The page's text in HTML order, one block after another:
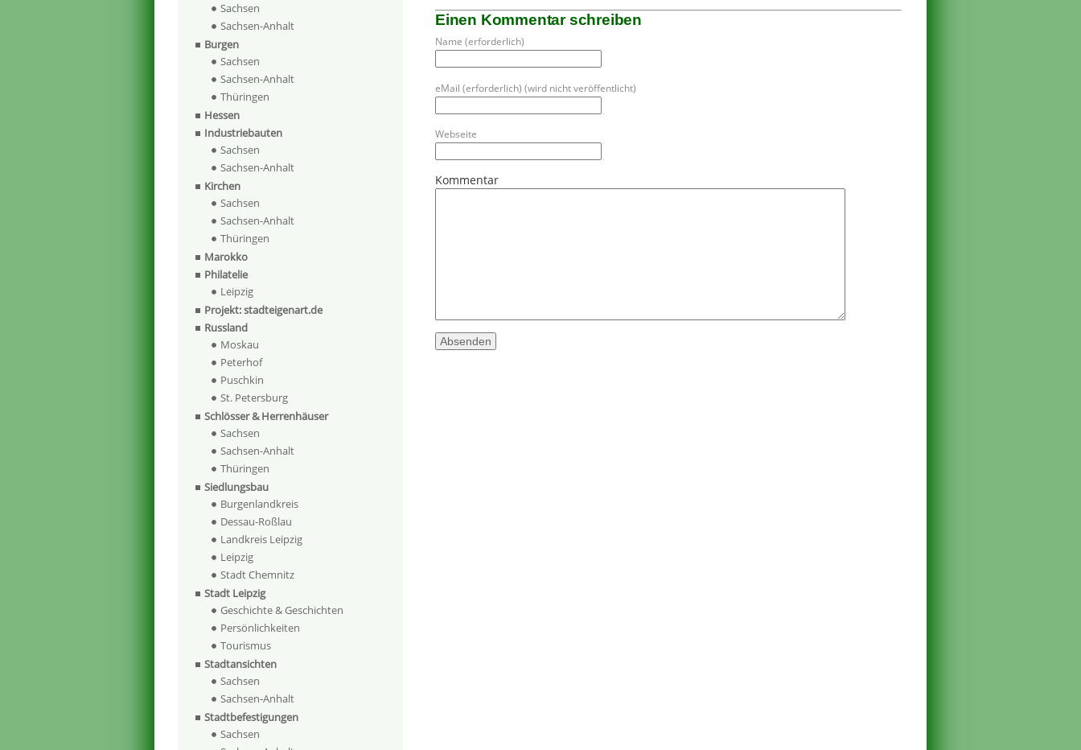
Einen Kommentar schreiben
Name (erforderlich)
eMail (erforderlich) (wird nicht veröffentlicht)
Webseite
Kommentar
Sachsen
Sachsen-Anhalt
Burgen
Sachsen
Sachsen-Anhalt
Thüringen
Hessen
Industriebauten
Sachsen
Sachsen-Anhalt
Kirchen
Sachsen
Sachsen-Anhalt
Thüringen
Marokko
Philatelie
Leipzig
Projekt: stadteigenart.de
Russland
Moskau
Peterhof
Puschkin
St. Petersburg
Schlösser & Herrenhäuser
Sachsen
Sachsen-Anhalt
Thüringen
Siedlungsbau
Burgenlandkreis
Dessau-Roßlau
Landkreis Leipzig
Leipzig
Stadt Chemnitz
Stadt Leipzig
Geschichte & Geschichten
Persönlichkeiten
Tourismus
Stadtansichten
Sachsen
Sachsen-Anhalt
Stadtbefestigungen
Sachsen